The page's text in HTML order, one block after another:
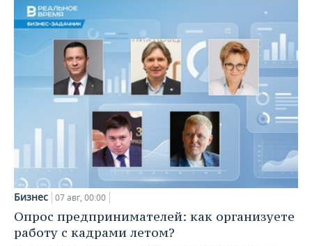
Бизнес 07 авг, 00:00
Опрос предпринимателей: как организуете
работу с кадрами летом?